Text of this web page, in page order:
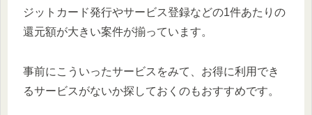
ジットカード発行やサービス登録などの1件あたりの
還元額が大きい案件が揃っています。
事前にこういったサービスをみて、お得に利用でき
るサービスがないか探しておくのもおすすめです。